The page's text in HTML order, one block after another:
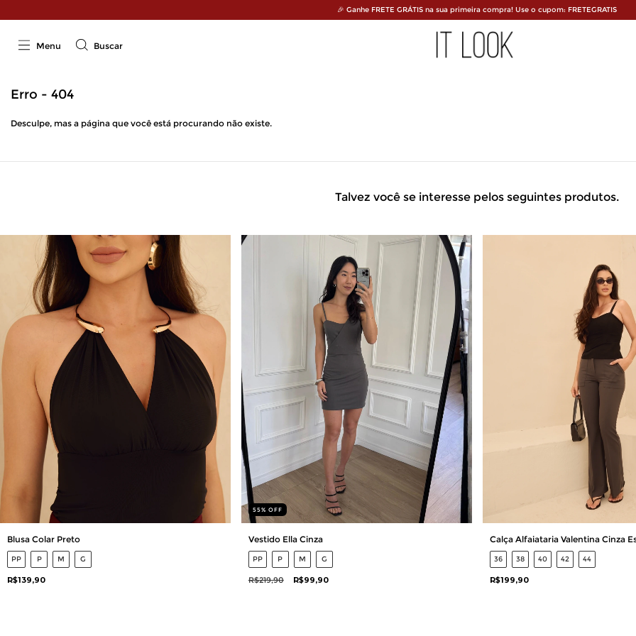
🎉 Ganhe FRETE GRÁTIS na sua primeira compra! Use o cupom: FRETEGRATIS
Menu Buscar
Erro - 404
Desculpe, mas a página que você está procurando não existe.
Talvez você se interesse pelos seguintes produtos.
Blusa Colar Preto
PP P M G
R$139,90
55% OFF
Vestido Ella Cinza
PP P M G
R$219,90 R$99,90
Calça Alfaiataria Valentina Cinza
36 38 40 42 44
R$199,90